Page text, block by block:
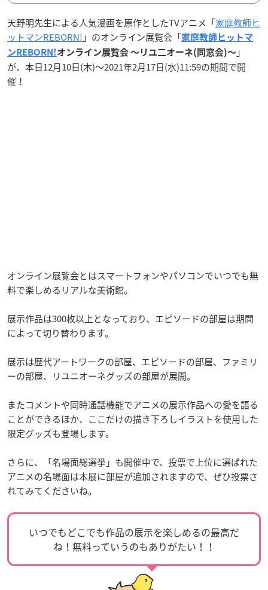
天野明先生による人気漫画を原作としたTVアニメ「家庭教師ヒ
ットマンREBORN! 」のオンライン展覧会「家庭教師ヒットマ
ンREBORN! オンライン展覧会 〜リユ二オーネ(同窓会)〜 」
が、本日12月10日(木)〜2021年2月17日(水)11:59の期間で開
催！
オンライン展覧会とはスマートフォンやパソコンでいつでも無
料で楽しめるリアルな美術館。
展示作品は300枚以上となっており、エピソードの部屋は期間
によって切り替わります。
展示は歴代アートワークの部屋、エピソードの部屋、ファミリ
ーの部屋、リユニオーネグッズの部屋が展開。
またコメントや同時通話機能でアニメの展示作品への愛を語る
ことができるほか、ここだけの描き下ろしイラストを使用した
限定グッズも登場します。
さらに、「名場面総選挙」も開催中で、投票で上位に選ばれた
アニメの名場面は本展に部屋が追加されますので、ぜひ投票さ
れてみてくださいね。
いつでもどこでも作品の展示を楽しめるの最高だ
ね！無料っていうのもありがたい！！